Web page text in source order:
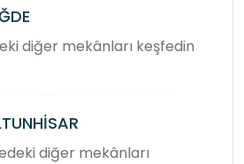
diğer mekânları keşfedin
diğer mekânları